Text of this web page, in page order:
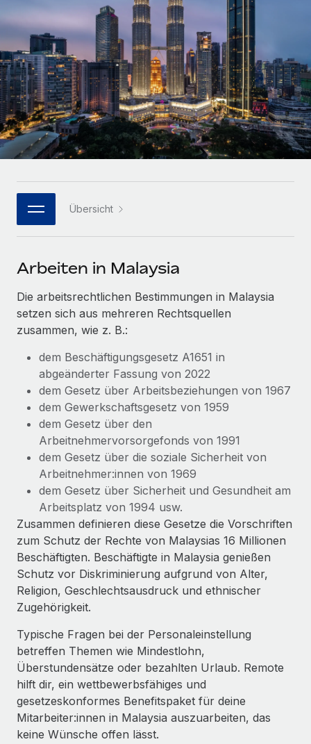
Auslagern von komplexen HR-Aufgaben
INFRASTRUKTUR
Remote Embedded
Nahtlose Integration der HR in bestehende Abläufe
Plattform
Integrierte HR-Kernfunktionen für dein Team
MCP
Integrationen
Tools
DIENSTLEISTUNGEN
Frag unsere Expert:innen
Hilfe von Expert:innen für globale HR & Compliance
Background-Checks
Einfacheres Bewerber:innen-Screening
Compliance Watchtower
Lückenlose Compliance
Geräteverwaltung
Globale Bereitstellung und Verfolgung von IT-
Geräten
Gründung von Niederlassungen
Schnelle, rechtssichere Gründung von
Niederlassungen
Mobilität und Relocation
Benefits
Mühelose Verwaltung von Benefits
Agile HR- und Payroll-Lösungen für wachsende
Unternehmen
Mittelstand
Maßgeschneiderte HR-Lösungen, um Teams zu
vergrößern
Enterprise
Globale HR für Konzerne und Großunternehmen
PARTNER WERDEN
Flexible Einbettung von Global-HR-Funktionen in deine
Entdecke die Möglichkeiten einer Partnerschaft
Remote Build
Demnächst verfügbar
FALLSTUDIEN
So hat der KI-Vorreiter Weaviate sein Team mit
Weaviate auf einen Blick Weaviate entwickelt KI-basierte
Open-Source-Infrastrukturen. Das...
Mehr erfahren
Strategische Partnerschaft zwischen
Reverse Tech und Remote für Contractor
Management und Payroll
Reverse Tech auf einen Blick Das Gesundheits- und
Wellness-Startup Reverse Tech hat das globale...
Mehr erfahren
Informationen zu möglichen Währungen und
Abwicklungsfristen für globale Freelancer:innen
LERNEN MIT REMOTE
Forschung und Leitfäden
Fallstudien
HR-Glossar
Bibliothek für Stellenbeschreibungen
Webinare
Events
Newsroom
Informationen zu Gehältern und Qualifikationen
Hol dir Unterstützung
Alle Ressourcen anzeigen
BLOG
Globale Payroll
EOR und PEO
Contractor Management
Steuern
Den Blog erkunden
BLOG
Neues zu Remote-Produkten: Integration mit
Gusto und Zero und Contractor Management
Plus
Auch im neuen Jahr wollen wir bei Remote Unternehmen
aller Größen dabei unterstützen, die beste...
Français
Deutsch
Español
Italiano
Português (Portugal)
한국어 Übersicht
Arbeiten in Malaysia
Die arbeitsrechtlichen Bestimmungen in Malaysia
setzen sich aus mehreren Rechtsquellen
zusammen, wie z. B.:
dem Beschäftigungsgesetz A1651 in
abgeänderter Fassung von 2022
dem Gesetz über Arbeitsbeziehungen von 1967
dem Gewerkschaftsgesetz von 1959
dem Gesetz über den
Arbeitnehmervorsorgefonds von 1991
dem Gesetz über die soziale Sicherheit von
Arbeitnehmer:innen von 1969
dem Gesetz über Sicherheit und Gesundheit am
Arbeitsplatz von 1994 usw.
Zusammen definieren diese Gesetze die Vorschriften
zum Schutz der Rechte von Malaysias 16 Millionen
Beschäftigten. Beschäftigte in Malaysia genießen
Schutz vor Diskriminierung aufgrund von Alter,
Religion, Geschlechtsausdruck und ethnischer
Zugehörigkeit.
Typische Fragen bei der Personaleinstellung
betreffen Themen wie Mindestlohn,
Überstundensätze oder bezahlten Urlaub. Remote
hilft dir, ein wettbewerbsfähiges und
gesetzeskonformes Benefitspaket für deine
Mitarbeiter:innen in Malaysia auszuarbeiten, das
keine Wünsche offen lässt.